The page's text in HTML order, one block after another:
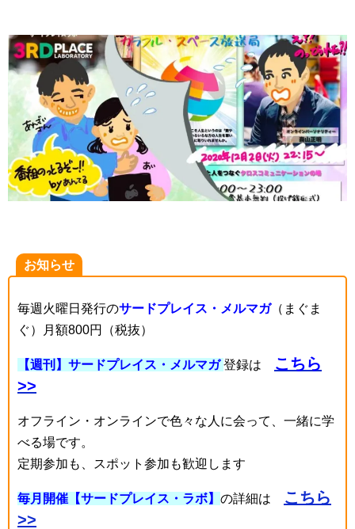
お知らせ
毎週火曜日発行のサードプレイス・メルマガ（まぐま
ぐ）月額800円（税抜）
【週刊】サードプレイス・メルマガ 登録は
こちら
>>
オフライン・オンラインで色々な人に会って、一緒に学
べる場です。
定期参加も、スポット参加も歓迎します
毎月開催【サードプレイス・ラボ】 の詳細は
こちら
>>